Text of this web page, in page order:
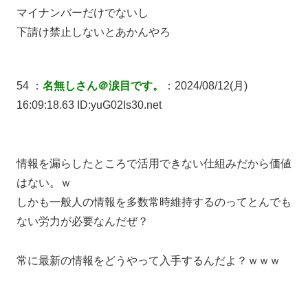
マイナンバーだけでないし
下請け禁止しないとあかんやろ
54 ： 名無しさん＠涙目です。
：2024/08/12(月)
16:09:18.63 ID:yuG02Is30.net
情報を漏らしたところで活用できない仕組みだから価値
はない。ｗ
しかも一般人の情報を多数常時維持するのってとんでも
ない労力が必要なんだぜ？
常に最新の情報をどうやって入手するんだよ？ｗｗｗ